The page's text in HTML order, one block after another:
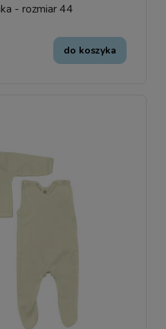
- rozmiar 44
do koszyka